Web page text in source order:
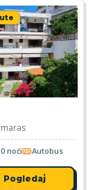
noći Autobus
Pogledaj